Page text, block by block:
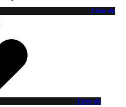
Liste de
Liste de